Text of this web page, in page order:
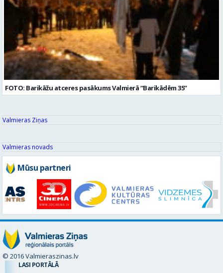
FOTO: Barikāžu atceres pasākums Valmierā “Barikādēm 35”
Valmieras Ziņas
Valmieras novads
Mūsu partneri
© 2016 Valmieraszinas.lv
LASI PORTĀLĀ